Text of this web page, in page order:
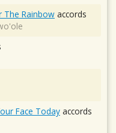
The Rainbow accords
Face Today accords